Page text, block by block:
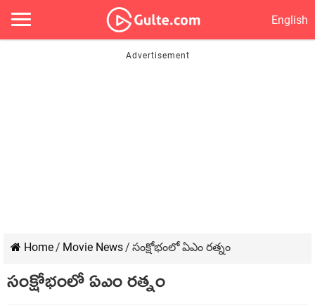
English
Home/ Movie News/ సంక్షోభంలో ఏఎం రత్నం
సంక్షోభంలో ఏఎం రత్నం